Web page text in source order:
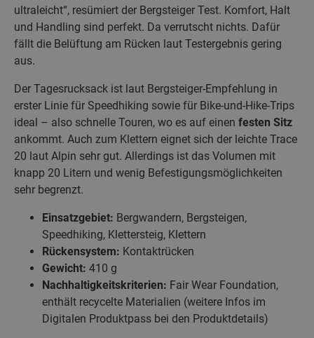
ultraleicht“, resümiert der Bergsteiger Test. Komfort, Halt
und Handling sind perfekt. Da verrutscht nichts. Dafür
fällt die Belüftung am Rücken laut Testergebnis gering
aus.
Der Tagesrucksack ist laut Bergsteiger-Empfehlung in
erster Linie für Speedhiking sowie für Bike-und-Hike-Trips
ideal – also schnelle Touren, wo es auf einen festen Sitz
ankommt. Auch zum Klettern eignet sich der leichte Trace
20 laut Alpin sehr gut. Allerdings ist das Volumen mit
knapp 20 Litern und wenig Befestigungsmöglichkeiten
sehr begrenzt.
Einsatzgebiet: Bergwandern, Bergsteigen,
Speedhiking, Klettersteig, Klettern
Rückensystem: Kontaktrücken
Gewicht: 410 g
Nachhaltigkeitskriterien: Fair Wear Foundation,
enthält recycelte Materialien (weitere Infos im
Digitalen Produktpass bei den Produktdetails)